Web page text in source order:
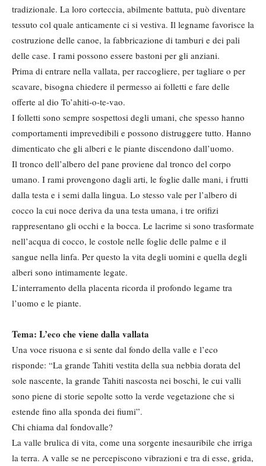
tradizionale. La loro corteccia, abilmente battuta, può diventare
tessuto col quale anticamente ci si vestiva. Il legname favorisce la
costruzione delle canoe, la fabbricazione di tamburi e dei pali
delle case. I rami possono essere bastoni per gli anziani.
Prima di entrare nella vallata, per raccogliere, per tagliare o per
scavare, bisogna chiedere il permesso ai folletti e fare delle
offerte al dio To’ahiti-o-te-vao.
I folletti sono sempre sospettosi degli umani, che spesso hanno
comportamenti imprevedibili e possono distruggere tutto. Hanno
dimenticato che gli alberi e le piante discendono dall’uomo.
Il tronco dell’albero del pane proviene dal tronco del corpo
umano. I rami provengono dagli arti, le foglie dalle mani, i frutti
dalla testa e i semi dalla lingua. Lo stesso vale per l’albero di
cocco la cui noce deriva da una testa umana, i tre orifizi
rappresentano gli occhi e la bocca. Le lacrime si sono trasformate
nell’acqua di cocco, le costole nelle foglie delle palme e il
sangue nella linfa. Per questo la vita degli uomini e quella degli
alberi sono intimamente legate.
L’interramento della placenta ricorda il profondo legame tra
l’uomo e le piante.
Tema: L’eco che viene dalla vallata
Una voce risuona e si sente dal fondo della valle e l’eco
risponde: “La grande Tahiti vestita della sua nebbia dorata del
sole nascente, la grande Tahiti nascosta nei boschi, le cui valli
sono piene di storie sepolte sotto la verde vegetazione che si
estende fino alla sponda dei fiumi”.
Chi chiama dal fondovalle?
La valle brulica di vita, come una sorgente inesauribile che irriga
la terra. A valle se ne percepiscono vibrazioni e tra di esse, grida,